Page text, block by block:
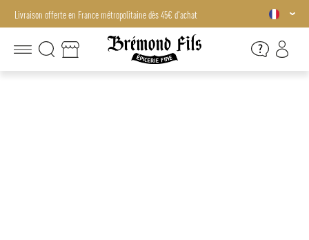
Livraison offerte en France métropolitaine dès 45€ d'achat
Livraison offerte en France métropolitaine dès 45€ d'achat